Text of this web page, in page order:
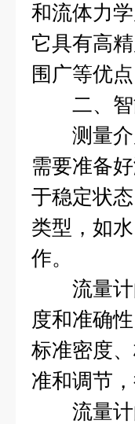
和流体力
它具有高
围广等优点
二、智
测量介
需要准备
于稳定状
类型，如
作。
流量计
度和准确
标准密度
准和调节
流量计